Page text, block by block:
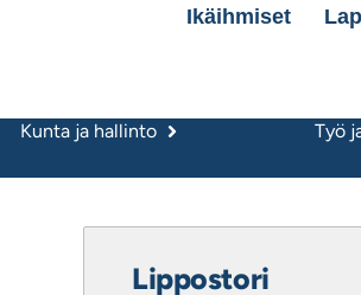
Ikäihmiset
Kunta ja hallinto Työ
Lippostori